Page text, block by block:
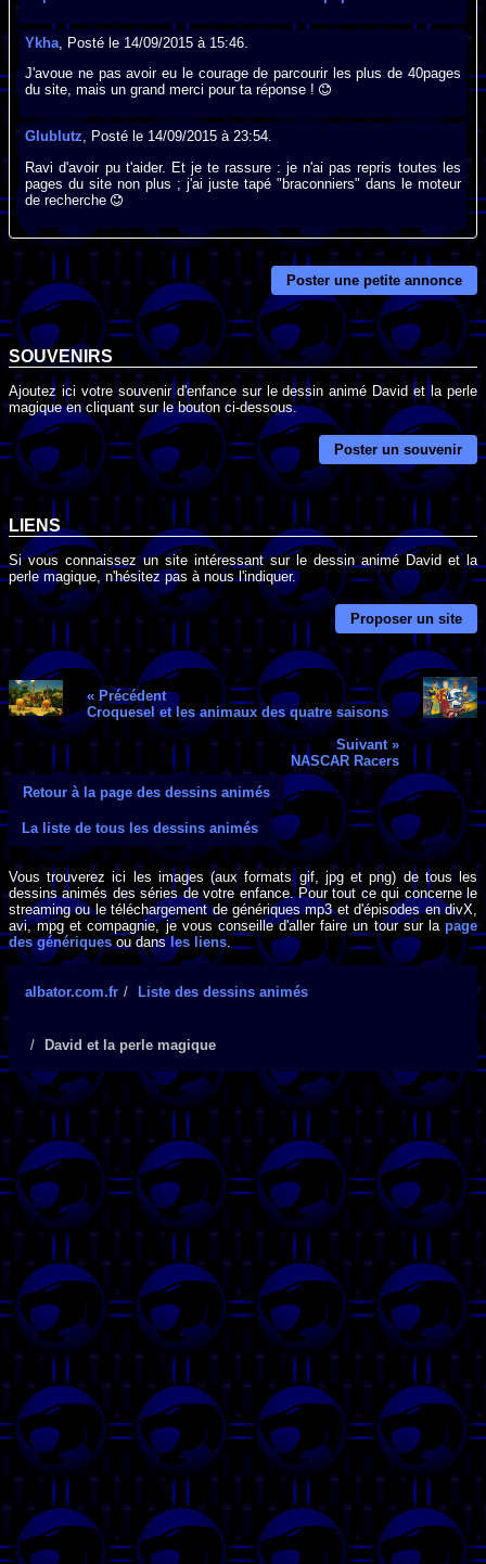
Ykha , Posté le 14/09/2015 à 15:46.
J'avoue ne pas avoir eu le courage de parcourir les plus de 40pages
du site, mais un grand merci pour ta réponse !
Glublutz, Posté le 14/09/2015 à 23:54.
Ravi d'avoir pu t'aider. Et je te rassure : je n'ai pas repris toutes les
pages du site non plus ; j'ai juste tapé "braconniers" dans le moteur
de recherche
Poster une petite annonce
SOUVENIRS
Ajoutez ici votre souvenir d'enfance sur le dessin animé David et la perle
magique en cliquant sur le bouton ci-dessous.
Poster un souvenir
LIENS
Si vous connaissez un site intéressant sur le dessin animé David et la
perle magique, n'hésitez pas à nous l'indiquer.
Proposer un site
« Précédent
Croquesel et les animaux des quatre saisons
Suivant »
NASCAR Racers
Retour à la page des dessins animés
La liste de tous les dessins animés
Vous trouverez ici les images (aux formats gif, jpg et png) de tous les
dessins animés des séries de votre enfance. Pour tout ce qui concerne le
streaming ou le téléchargement de génériques mp3 et d'épisodes en divX,
avi, mpg et compagnie, je vous conseille d'aller faire un tour sur la page
des génériquesou dansles liens.
albator.com.fr Liste des dessins animés
David et la perle magique